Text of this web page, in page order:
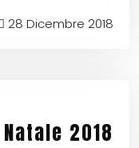
28 Dicembre 2018
2018